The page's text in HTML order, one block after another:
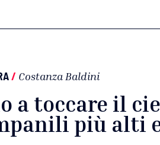
/ Costanza Baldini
a toccare il
più alti